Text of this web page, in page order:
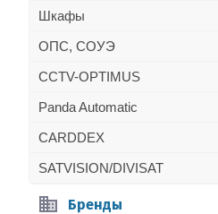
Шкафы
ОПС, СОУЭ
CCTV-OPTIMUS
Panda Automatic
CARDDEX
SATVISION/DIVISAT
Бренды